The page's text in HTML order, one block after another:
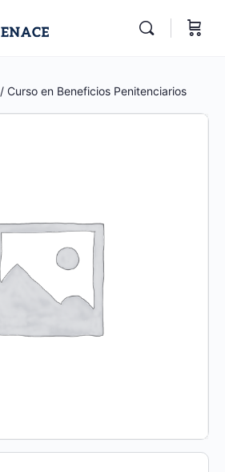
/ Curso en Beneficios Penitenciarios